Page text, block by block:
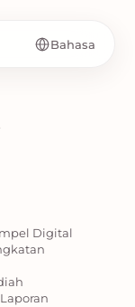
Bahasa
Digital